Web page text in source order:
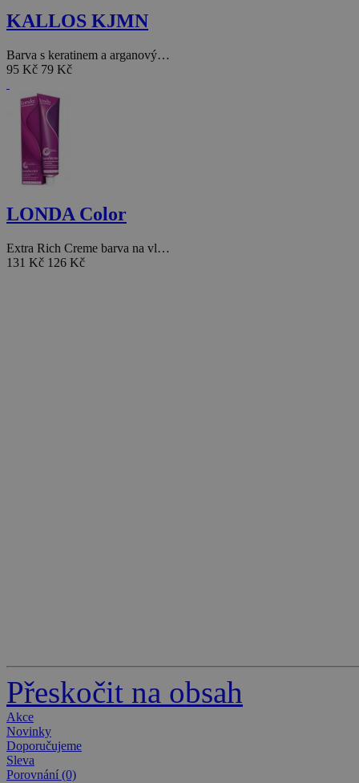
KALLOS KJMN
Barva s keratinem a arganový…
95 Kč 79 Kč
LONDA Color
Extra Rich Creme barva na vl…
131 Kč 126 Kč
Přeskočit na obsah
Akce
Novinky
Doporučujeme
Sleva
Porovnání (0)